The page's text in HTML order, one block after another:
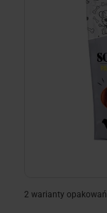
2 warianty opakowań